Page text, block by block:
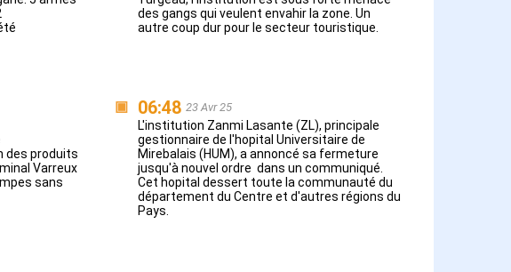
des gangs qui veulent envahir la zone. Un
autre coup dur pour le secteur touristique.
des produits
Varreux
sans
▣ 06:48 23 Avr 25
L'institution Zanmi Lasante (ZL), principale
gestionnaire de l'hopital Universitaire de
Mirebalais (HUM), a annoncé sa fermeture
jusqu'à nouvel ordre dans un communiqué.
Cet hopital dessert toute la communauté du
département du Centre et d'autres régions du
Pays.